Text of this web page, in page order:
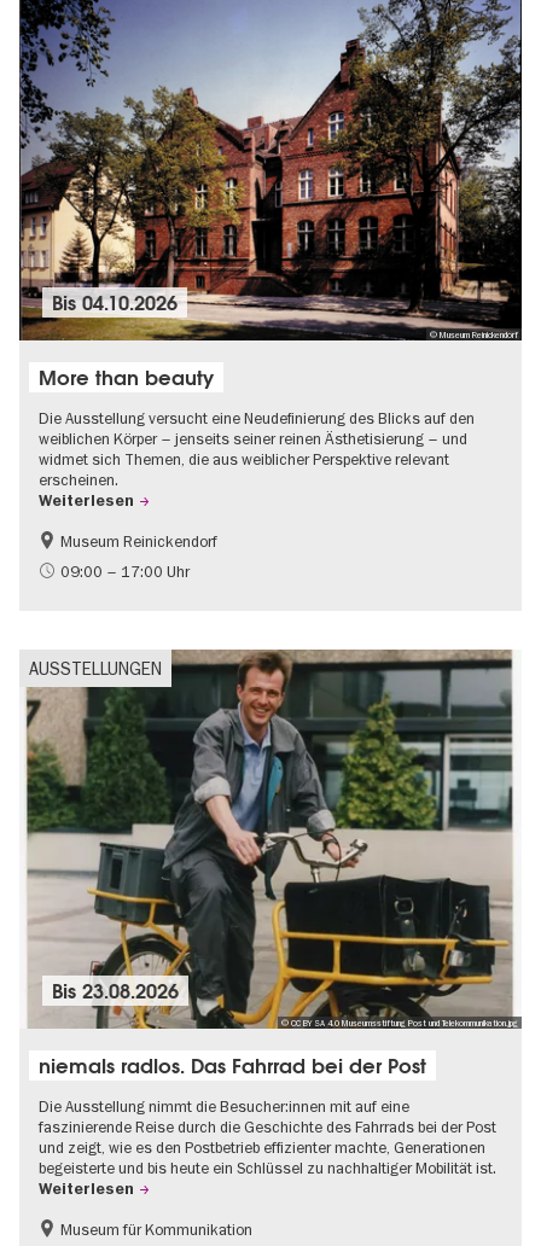
© Museum Reinickendorf
Bis04.10.2026
More than beauty
Die Ausstellung versucht eine Neudefinierung des Blicks auf den
weiblichen Körper – jenseits seiner reinen Ästhetisierung – und
widmet sich Themen, die aus weiblicher Perspektive relevant
erscheinen.
Weiterlesen
Gratis
Zeitgenössische Kunst
Museum Reinickendorf
09:00 – 17:00 Uhr
AUSSTELLUNGEN
© CC BY SA 4.0 Museumsstiftung Post und Telekommunikation.jpg
Bis23.08.2026
niemals radlos. Das Fahrrad bei der Post
Die Ausstellung nimmt die Besucher:innen mit auf eine
faszinierende Reise durch die Geschichte des Fahrrads bei der Post
und zeigt, wie es den Postbetrieb effizienter machte, Generationen
begeisterte und bis heute ein Schlüssel zu nachhaltiger Mobilität ist.
Weiterlesen
Geschichte
Museum für Kommunikation